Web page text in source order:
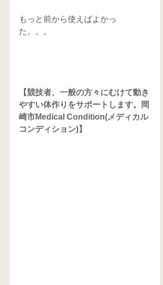
もっと前から使えばよかっ
た。。。
【競技者、一般の方々にむけて動き
やすい体作りをサポートします。岡
崎市Medical Condition(メディカル
コンディション)】